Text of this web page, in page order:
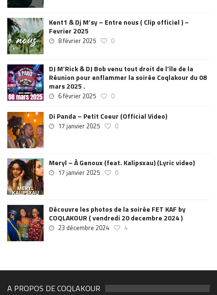
Kent1 & Dj M’sy – Entre nous ( Clip officiel ) –
Fevrier 2025
8 février 2025 0
DJ M’Rick & DJ Bob venu tout droit de l’île de la
Réunion pour enflammer la soirée Coqlakour du 08
mars 2025 .
6 février 2025 0
Di Panda – Petit Coeur (Official Video)
17 janvier 2025 0
Meryl – À Genoux (feat. Kalipsxau) (Lyric video)
17 janvier 2025 0
Découvre les photos de la soirée FET KAF by
COQLAKOUR ( vendredi 20 decembre 2024 )
23 décembre 2024 4
A PROPOS DE COQLAKOUR